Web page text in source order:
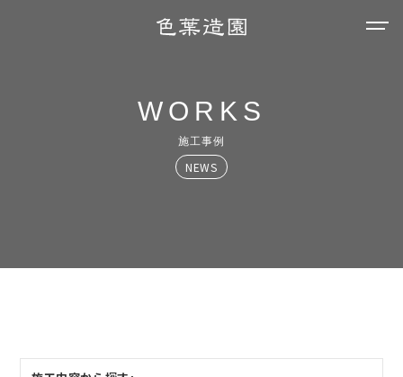
WORKS
施工事例
NEWS